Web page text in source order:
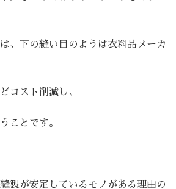
、下の縫い目のようは衣料品メーカ
コスト削減し、
ことです。
製が安定しているモノがある理由の